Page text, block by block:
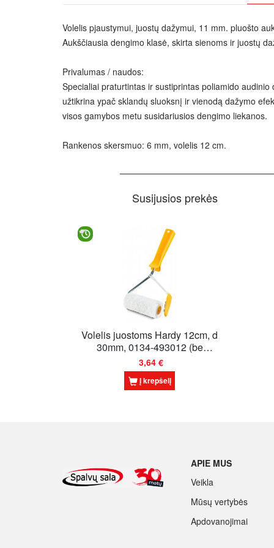
Volelis pjaustymui, juostų dažymui, 11 mm. pluošto
Aukščiausia dengimo klasė, skirta sienoms ir juostų
Privalumas / naudos:
Specialiai praturtintas ir sustiprintas poliamido
užtikrina ypač sklandų sluoksnį ir vienodą dažymo
visos gamybos metu susidariusios dengimo liekanos.
Rankenos skersmuo: 6 mm, volelis 12 cm.
Susijusios prekės
Volelis juostoms Hardy 12cm, d
30mm, 0134-493012 (be
rankenos)
3,64 €
Į krepšelį
APIE MUS
Veikla
Mūsų vertybės
Apdovanojimai